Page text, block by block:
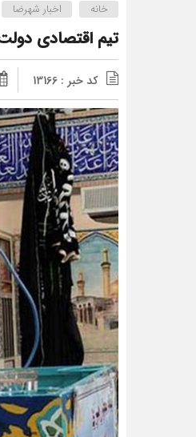
خانه اخبار شهرضا
تیم اقتصادی
کد خبر : 13166